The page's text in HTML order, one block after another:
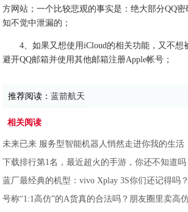
方网站；一个比较悲观的事实是：绝大部分QQ
知不觉中泄漏的；
4、如果又想使用iCloud的相关功能，又不想
避开QQ邮箱并使用其他邮箱注册Apple帐号；
推荐阅读：蓝箭航天
相关阅读
未来已来 服务型智能机器人悄然走进你我的生活
下载排行第1名，最近超火的手游，你还不知道吗
蓝厂最经典的机型：vivo Xplay 3S你们还记得吗？
号称“1:1高仿”的A货真的合法吗？朋友圈里卖高